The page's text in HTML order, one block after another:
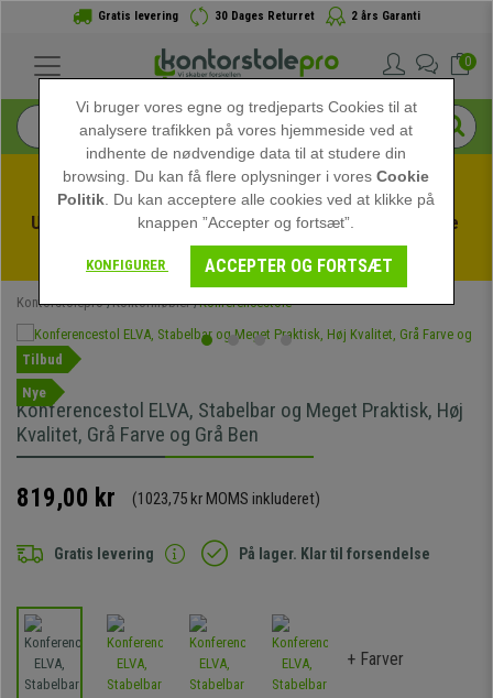
Gratis levering 30 Dages Returret 2 års Garanti
0
Udnyt sommerudsalget hos kontorstolepro! Eksklusive
rabatter i en begrænset periode - Se tilbuddet
Kontorstolepro Kontormøbler Konferencestole
Tilbud
Nye
Konferencestol ELVA, Stabelbar og Meget Praktisk, Høj
Kvalitet, Grå Farve og Grå Ben
819,00 kr (1023,75 kr MOMS inkluderet)
Gratis levering På lager. Klar til forsendelse
+ Farver
Vi bruger vores egne og tredjeparts Cookies til at
analysere trafikken på vores hjemmeside ved at
indhente de nødvendige data til at studere din
browsing. Du kan få flere oplysninger i voresCookie
Politik . Du kan acceptere alle cookies ved at klikke på
knappen ”Accepter og fortsæt”.
KONFIGURER ACCEPTER OG FORTSÆT